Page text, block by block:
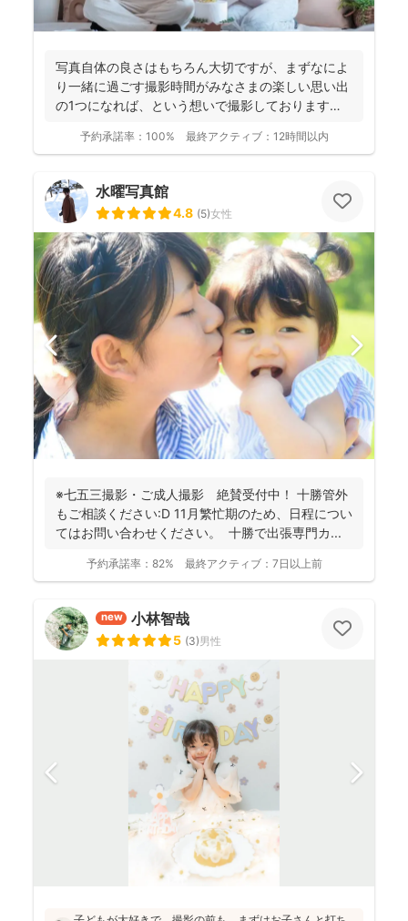
写真自体の良さはもちろん大切ですが、まずなによ
り一緒に過ごす撮影時間がみなさまの楽しい思い出
の1つになれば、という想いで撮影しております！
予約承諾率： 100% 最終アクティブ： 12時間以内
水曜写真館
4.8 (5)女性
※七五三撮影・ご成人撮影 絶賛受付中！ 十勝管外
もご相談ください:D 11月繁忙期のため、日程につい
てはお問い合わせください。 十勝で出張専門カ...
予約承諾率： 82% 最終アクティブ： 7日以上前
new 小林智哉
5 (3)男性